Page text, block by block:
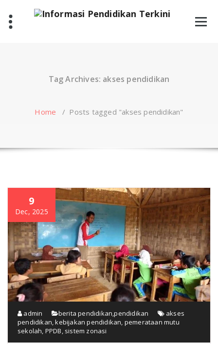
content
Tag Archives: akses pendidikan
Home / Posts tagged "akses pendidikan"
9
Dec, 2025
admin berita pendidikan,pendidikan
akses
pendidikan,kebijakan pendidikan, pemerataan mutu
sekolah, PPDB, sistem zonasi